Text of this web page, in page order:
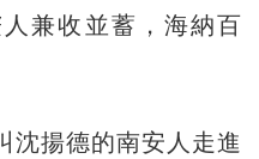
兼收並蓄，海納百
揚德的南安人走進